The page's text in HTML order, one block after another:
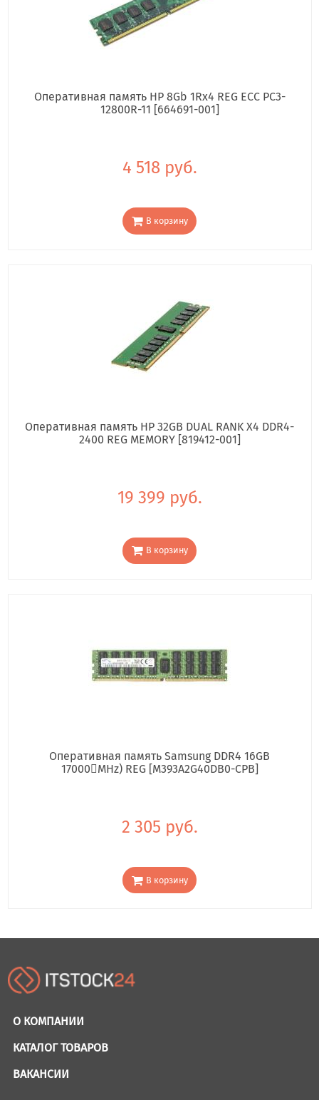
Оперативная память HP 8Gb 1Rx4 REG ECC PC3-
12800R-11 [664691-001]
4 518 руб.
В корзину
Оперативная память HP 32GB DUAL RANK X4 DDR4-
2400 REG MEMORY [819412-001]
19 399 руб.
В корзину
Оперативная память Samsung DDR4 16GB
17000񢋕MHz) REG [M393A2G40DB0-CPB]
2 305 руб.
В корзину
О КОМПАНИИ
КАТАЛОГ ТОВАРОВ
ВАКАНСИИ